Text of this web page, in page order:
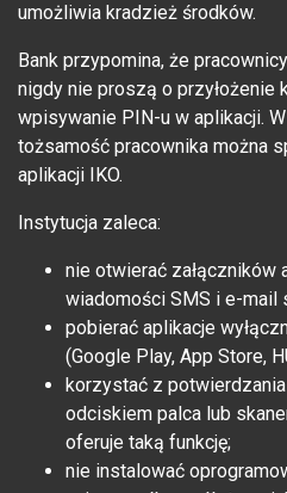
umożliwia kradzież środków.
Bank przypomina, że
nigdy nie proszą o przyłożenie
wpisywanie PIN-u w aplikacji.
tożsamość pracownika można
aplikacji IKO.
Instytucja zaleca:
nie otwierać załączników
wiadomości SMS i e-mail
pobierać aplikacje
(Google Play, App Store,
korzystać z
odciskiem palca lub
oferuje taką funkcję;
nie instalować